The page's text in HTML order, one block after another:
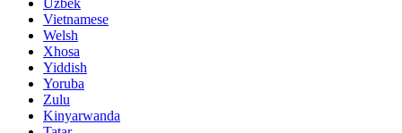
Uzbek
Vietnamese
Welsh
Xhosa
Yiddish
Yoruba
Zulu
Kinyarwanda